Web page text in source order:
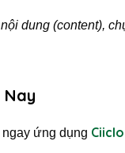
dung (content),
Nay
ứng dụng Ciiclo